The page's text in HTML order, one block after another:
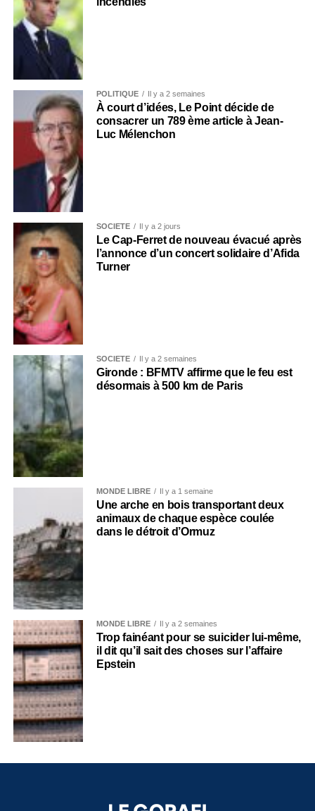
POLITIQUE Il y a 2 semaines
À court d’idées, Le Point décide de
consacrer un 789 ème article à Jean-
Luc Mélenchon
SOCIÉTÉ Il y a 2 jours
Le Cap-Ferret de nouveau évacué après
l’annonce d’un concert solidaire d’Afida
Turner
SOCIÉTÉ Il y a 2 semaines
Gironde : BFMTV affirme que le feu est
désormais à 500 km de Paris
MONDE LIBRE Il y a 1 semaine
Une arche en bois transportant deux
animaux de chaque espèce coulée
dans le détroit d’Ormuz
MONDE LIBRE Il y a 2 semaines
Trop fainéant pour se suicider lui-même,
il dit qu’il sait des choses sur l’affaire
Epstein